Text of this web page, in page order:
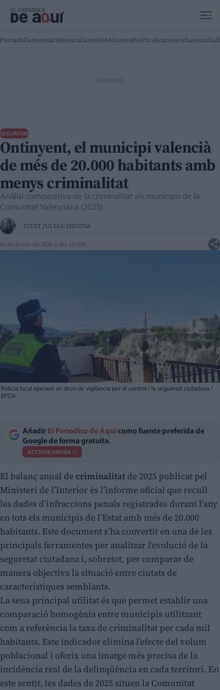
PortadaComunitatValenciaCastellónAlicante Política EconomíaSucesos
SEGURETAT
Ontinyent, el municipi valencià
de més de 20.000 habitants amb
menys criminalitat
Anàlisi comparativa de la criminalitat als municipis de la
Comunitat Valenciana (2025)
JUDIT JULIAN MEDINA
01 de junio de 2026 a las 15:05h
Policia local operant un dron de vigilància per al control i la seguretat ciutadana./
EPDA
Añadir El Periodico de Aquí como fuente preferida de
Google de forma gratuita.
ACTIVAR AHORA
El balanç anual de criminalitat de 2025 publicat pel
Ministeri de l’Interior és l’informe oficial que recull
les dades d’infraccions penals registrades durant l’any
en tots els municipis de l’Estat amb més de 20.000
habitants. Este document s’ha convertit en una de les
principals ferramentes per analitzar l’evolució de la
seguretat ciutadana i, sobretot, per comparar de
manera objectiva la situació entre ciutats de
característiques semblants.
La seua principal utilitat és que permet establir una
comparació homogènia entre municipis utilitzant
com a referència la taxa de criminalitat per cada mil
habitants. Este indicador elimina l’efecte del volum
poblacional i oferix una imatge més precisa de la
incidència real de la delinqüència en cada territori. En
este sentit, les dades de 2025 situen la Comunitat